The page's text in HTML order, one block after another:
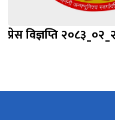
प्रेस विज्ञप्ति